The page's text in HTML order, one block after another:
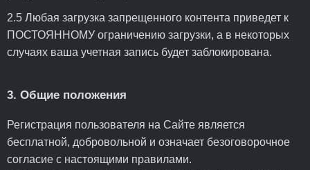
2.5 Любая загрузка запрещенного контента приведет к
ПОСТОЯННОМУ ограничению загрузки, а в некоторых
случаях ваша учетная запись будет заблокирована.
3. Общие положения
Регистрация пользователя на Сайте является
бесплатной, добровольной и означает безоговорочное
согласие с настоящими правилами.